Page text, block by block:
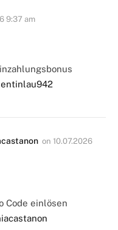
9:37 am
on 10.07.2026
Code einlösen